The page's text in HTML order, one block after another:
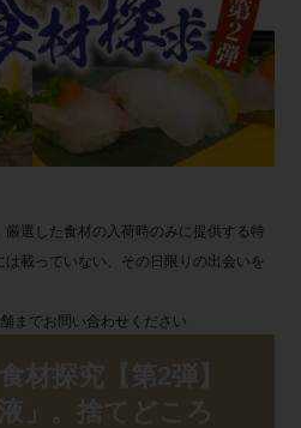
選した食材の入荷時のみに提供する特
載っていない、その日限りの出会いを
までお問い合わせください
材探究【第2弾】
」。捨てどころ